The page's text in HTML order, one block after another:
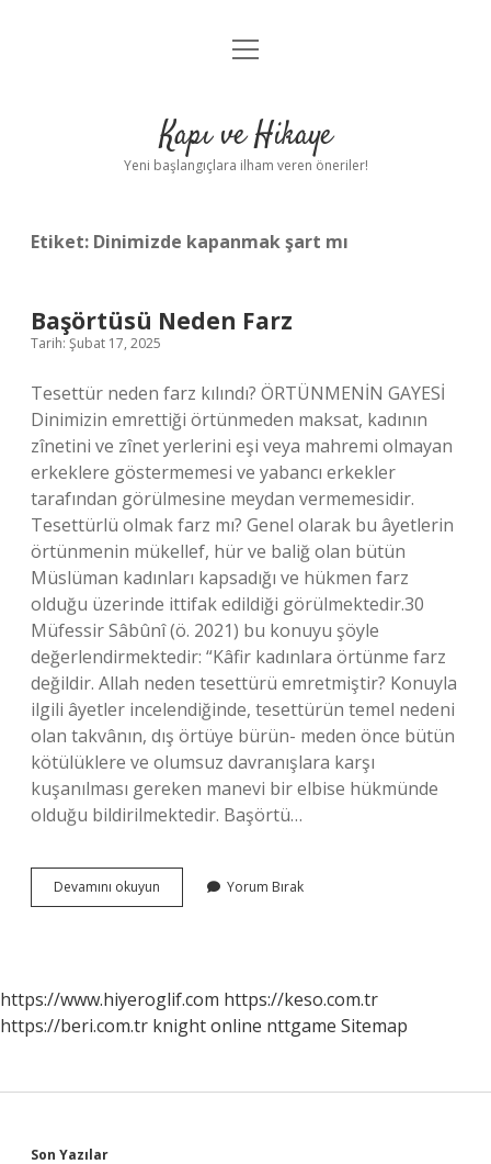
Anasayfa
Yasal Uyarı
menüyü
Kapı ve Hikaye
Yeni başlangıçlara ilham veren öneriler!
Etiket: Dinimizde kapanmak şart mı
Başörtüsü Neden Farz
Tarih: Şubat 17, 2025
Tesettür neden farz kılındı? ÖRTÜNMENİN GAYESİ
Dinimizin emrettiği örtünmeden maksat, kadının
zînetini ve zînet yerlerini eşi veya mahremi olmayan
erkeklere göstermemesi ve yabancı erkekler
tarafından görülmesine meydan vermemesidir.
Tesettürlü olmak farz mı? Genel olarak bu âyetlerin
örtünmenin mükellef, hür ve baliğ olan bütün
Müslüman kadınları kapsadığı ve hükmen farz
olduğu üzerinde ittifak edildiği görülmektedir.30
Müfessir Sâbûnî (ö. 2021) bu konuyu şöyle
değerlendirmektedir: “Kâfir kadınlara örtünme farz
değildir. Allah neden tesettürü emretmiştir? Konuyla
ilgili âyetler incelendiğinde, tesettürün temel nedeni
olan takvânın, dış örtüye bürün- meden önce bütün
kötülüklere ve olumsuz davranışlara karşı
kuşanılması gereken manevi bir elbise hükmünde
olduğu bildirilmektedir. Başörtü…
Devamını okuyun Başörtüsü
Neden
Yorum Bırak
https://www.hiyeroglif.com https://keso.com.tr
https://beri.com.tr knight online nttgame Sitemap
Son Yazılar